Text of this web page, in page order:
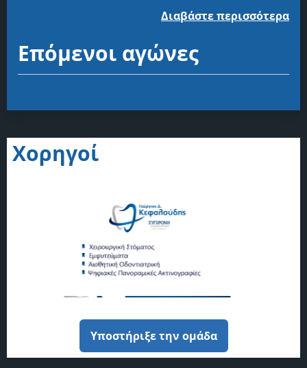
Διαβάστε περισσότερα
Επόμενοι αγώνες
Χορηγοί
Υποστήριξε την ομάδα